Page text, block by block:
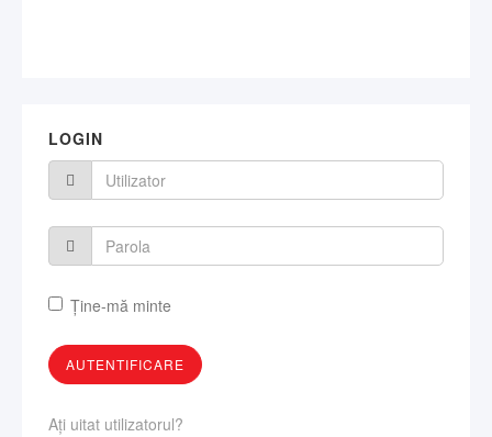
LOGIN
Ţine-mă minte
Aţi uitat utilizatorul?